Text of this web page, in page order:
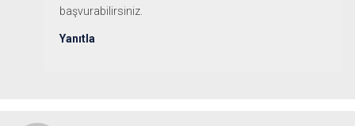
başvurabilirsiniz.
Yanıtla